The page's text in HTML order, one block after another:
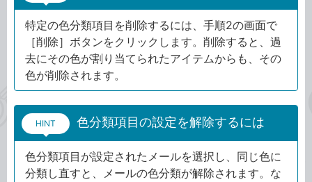
特定の色分類項目を削除するには、手順2の画面で
［削除］ボタンをクリックします。削除すると、過
去にその色が割り当てられたアイテムからも、その
色が削除されます。
HINT 色分類項目の設定を解除するには
色分類項目が設定されたメールを選択し、同じ色に
分類し直すと、メールの色分類が解除されます。な